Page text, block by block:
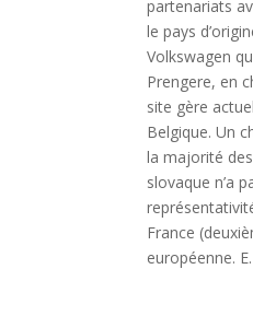
partenariats
le pays
Volkswagen
Prengere, en
site gère
Belgique. Un
la majorité
slovaque n’a
France
européenne.